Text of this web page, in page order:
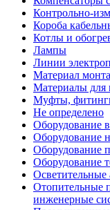
Контрольно-
Короба
Котлы и
Лампы
Линии
Материал
Материалы для
Муфты,
Не определено
Оборудование
Оборудование
Оборудование
Оборудование
Осветительные
Отопительные
инженерные